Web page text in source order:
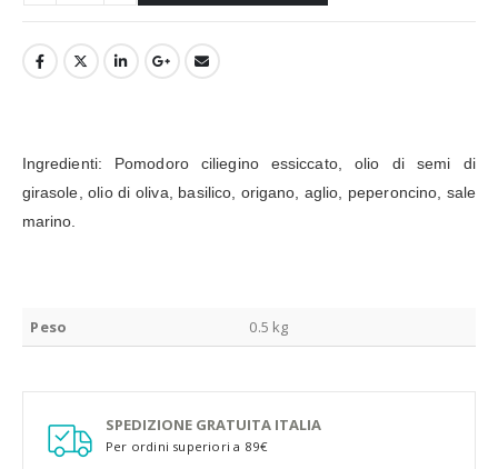
Ingredienti: Pomodoro ciliegino essiccato, olio di semi di
girasole, olio di oliva, basilico, origano, aglio, peperoncino, sale
marino.
Peso 0.5 kg
SPEDIZIONE GRATUITA ITALIA
Per ordini superiori a 89€